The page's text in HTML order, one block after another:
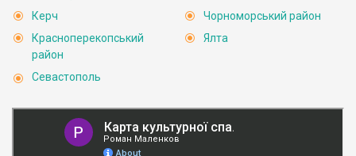
Керч
Красноперекопський
район
Севастополь
Чорноморський район
Ялта